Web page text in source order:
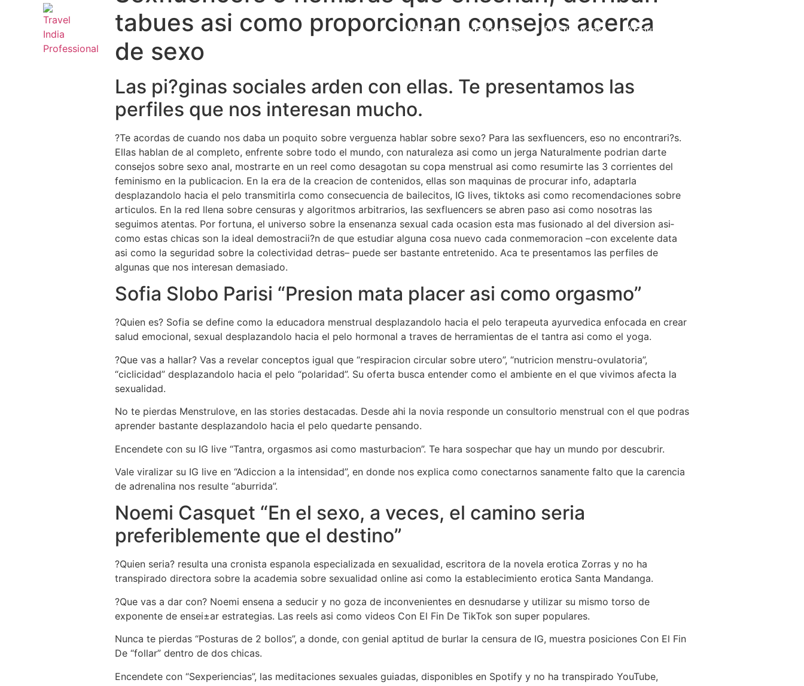
Home Experiences Destinations About Us
tabues asi­ como proporcionan consejos acerca
de sexo
Las pi?ginas sociales arden con ellas. Te presentamos las
perfiles que nos interesan mucho.
?Te acordas de cuando nos daba un poquito sobre verguenza hablar sobre sexo? Para las sexfluencers, eso no encontrari?s.
Ellas hablan de al completo, enfrente sobre todo el mundo, con naturaleza asi­ como un jerga Naturalmente podri­an darte
consejos sobre sexo anal, mostrarte en un reel como desagotan su copa menstrual asi­ como resumirte las 3 corrientes del
feminismo en la publicacion. En la era de la creacion de contenidos, ellas son maquinas de procurar info, adaptarla
desplazandolo hacia el pelo transmitirla como consecuencia de bailecitos, IG lives, tiktoks asi­ como recomendaciones sobre
articulos. En la red llena sobre censuras y algoritmos arbitrarios, las sexfluencers se abren paso asi­ como nosotras las
seguimos atentas. Por fortuna, el universo sobre la ensenanza sexual cada ocasion esta mas fusionado al del diversion asi­
como estas chicas son la ideal demostracii?n de que estudiar alguna cosa nuevo cada conmemoracion –con excelente data
asi­ como la seguridad sobre la colectividad detras– puede ser bastante entretenido. Aca te presentamos las perfiles de
algunas que nos interesan demasiado.
Sofia Slobo Parisi “Presion mata placer asi­ como orgasmo”
?Quien es? Sofia se define como la educadora menstrual desplazandolo hacia el pelo terapeuta ayurvedica enfocada en crear
salud emocional, sexual desplazandolo hacia el pelo hormonal a traves de herramientas de el tantra asi­ como el yoga.
?Que vas a hallar? Vas a revelar conceptos igual que “respiracion circular sobre utero”, “nutricion menstru-ovulatoria”,
“ciclicidad” desplazandolo hacia el pelo “polaridad”. Su oferta busca entender como el ambiente en el que vivimos afecta la
sexualidad.
No te pierdas Menstrulove, en las stories destacadas. Desde ahi la novia responde un consultorio menstrual con el que podras
aprender bastante desplazandolo hacia el pelo quedarte pensando.
Encendete con su IG live “Tantra, orgasmos asi­ como masturbacion”. Te hara sospechar que hay un mundo por descubrir.
Vale viralizar su IG live en “Adiccion a la intensidad”, en donde nos explica como conectarnos sanamente falto que la carencia
de adrenalina nos resulte “aburrida”.
Noemi Casquet “En el sexo, a veces, el camino seri­a
preferiblemente que el destino”
?Quien seri­a? resulta una cronista espanola especializada en sexualidad, escritora de la novela erotica Zorras y no ha
transpirado directora sobre la academia sobre sexualidad online asi­ como la establecimiento erotica Santa Mandanga.
?Que vas a dar con? Noemi ensena a seducir y no goza de inconvenientes en desnudarse y utilizar su mismo torso de
exponente de ensei±ar estrategi­as. Las reels asi­ como videos Con El Fin De TikTok son super populares.
Nunca te pierdas “Posturas de 2 bollos”, a donde, con genial aptitud de burlar la censura de IG, muestra posiciones Con El Fin
De “follar” dentro de dos chicas.
Encendete con “Sexperiencias”, las meditaciones sexuales guiadas, disponibles en Spotify y no ha transpirado YouTube,